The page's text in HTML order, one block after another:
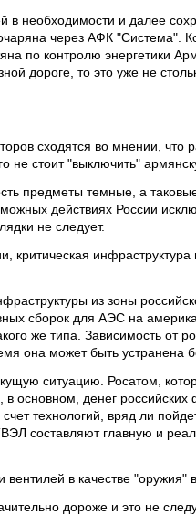
в необходимости и далее
через АФК "Система".
по контролю энергетики
дороге, то это уже не
сходятся во мнении, что
не стоит "выключить"
предметы темные, а
действиях России
не следует.
критическая
из зоны
сборок для АЭС на
же типа. Зависимость от
она может быть устранена
ситуацию. Росатом,
основном, денег российских
технологий, вряд ли
составляют главную и
в качестве "оружия"
дороже и это не